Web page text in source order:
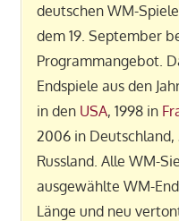
deutschen WM-
dem 19. September
Programmangebot.
Endspiele aus den
in den USA, 1998 in
2006 in Deutschland,
Russland. Alle WM-
ausgewählte WM-
Länge und neu